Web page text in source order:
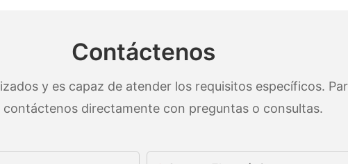
Contáctenos
y es capaz de atender los requisitos específicos.
contáctenos directamente con preguntas o consultas.